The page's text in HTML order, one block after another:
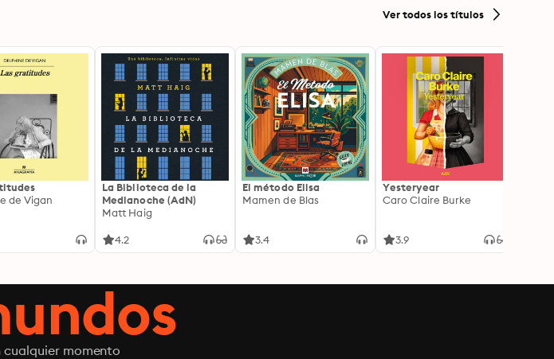
Ver todos los títulos
de Vigan
La Biblioteca de la
Medianoche (AdN)
Matt Haig
4.2
El método Elisa
Mamen de Blas
3.4
Yesteryear
Caro Claire Burke
3.9
cualquier momento